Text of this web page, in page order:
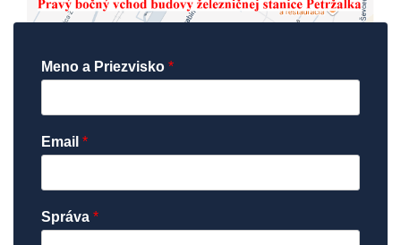
Meno a Priezvisko *
Email *
Správa *